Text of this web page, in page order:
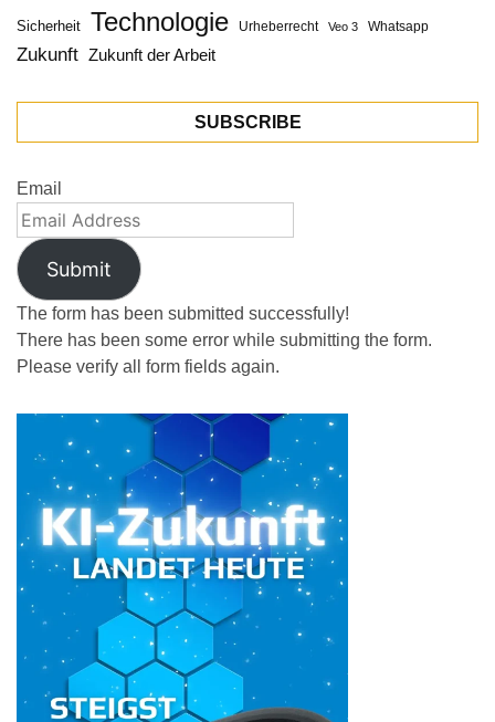
Sicherheit Technologie Urheberrecht Veo 3 Whatsapp
Zukunft Zukunft der Arbeit
SUBSCRIBE
Email
Submit
The form has been submitted successfully!
There has been some error while submitting the form.
Please verify all form fields again.